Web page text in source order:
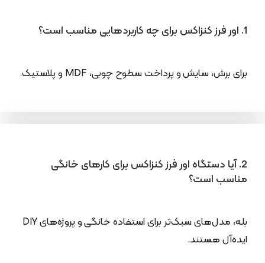
1. اور فرز کنزاکس برای چه کاربردهایی مناسب است؟
برای برش، سایش و پرداخت سطوح چوبی، MDF و پلاستیک.
2. آیا دستگاه اور فرز کنزاکس برای کارهای خانگی
مناسب است؟
بله، مدل‌های سبک‌تر برای استفاده خانگی و پروژه‌های DIY
ایده‌آل هستند.